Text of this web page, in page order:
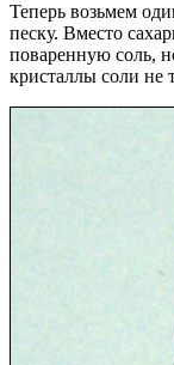
Теперь возьмем
песку. Вместо
поваренную соль,
кристаллы соли не